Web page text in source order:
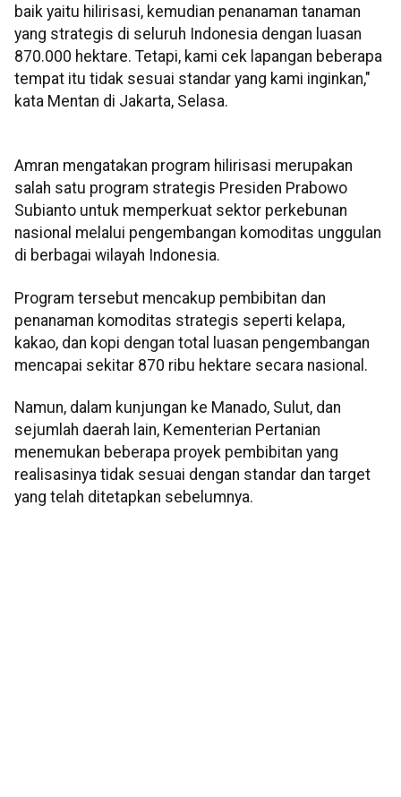
baik yaitu hilirisasi, kemudian penanaman tanaman
yang strategis di seluruh Indonesia dengan luasan
870.000 hektare. Tetapi, kami cek lapangan beberapa
tempat itu tidak sesuai standar yang kami inginkan,"
kata Mentan di Jakarta, Selasa.
Amran mengatakan program hilirisasi merupakan
salah satu program strategis Presiden Prabowo
Subianto untuk memperkuat sektor perkebunan
nasional melalui pengembangan komoditas unggulan
di berbagai wilayah Indonesia.
Program tersebut mencakup pembibitan dan
penanaman komoditas strategis seperti kelapa,
kakao, dan kopi dengan total luasan pengembangan
mencapai sekitar 870 ribu hektare secara nasional.
Namun, dalam kunjungan ke Manado, Sulut, dan
sejumlah daerah lain, Kementerian Pertanian
menemukan beberapa proyek pembibitan yang
realisasinya tidak sesuai dengan standar dan target
yang telah ditetapkan sebelumnya.